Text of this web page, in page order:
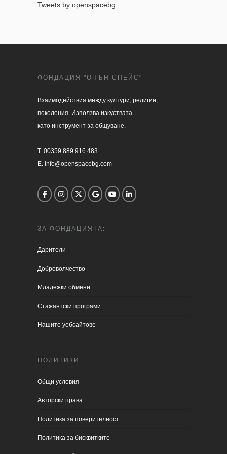
Tweets by openspacebg
ФОНДАЦИЯ "ОПЪН СПЕЙС"
Взаимодействия между култури, религии,
поколения. Използва изкуствата
като инструмент за общуване.
T. 00359 889 916 483
E. info@openspacebg.com
ЗА ФОНДАЦИЯТА:
Дарители
Доброволчество
Младежки обмени
Стажантски програми
Нашите уебсайтове
ПОЛИТИКИ:
Общи условия
Aвторски права
Политика за поверителност
Политика за бисквитките